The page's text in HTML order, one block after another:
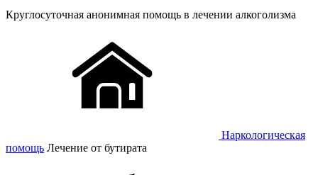
Круглосуточная анонимная помощь в лечении алкоголизма
Наркологическая
помощь Лечение от бутирата